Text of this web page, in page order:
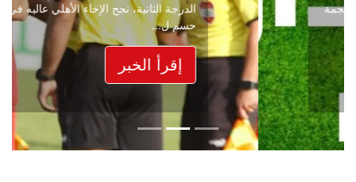
الدرجة الثانية، نجح الإخاء الأهلي عاليه في
حسم ل...
إقرأ الخبر